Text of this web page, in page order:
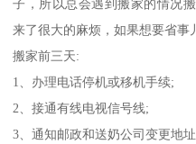
子，所以总会遇到搬家的情况
来了很大的麻烦，如果想要省事
搬家前三天:
1、办理电话停机或移机手续;
2、接通有线电视信号线;
3、通知邮政和送奶公司变更地